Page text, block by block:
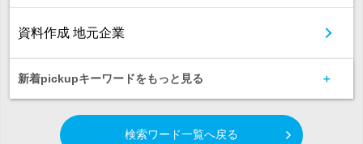
資料作成 地元企業
新着pickupキーワードをもっと見る
検索ワード一覧へ戻る